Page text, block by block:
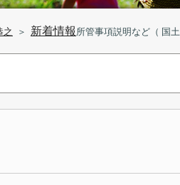
之 ＞ 新着情報 所管事項説明など（ 国土